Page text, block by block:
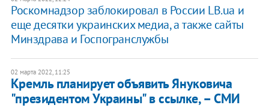
Роскомнадзор заблокировал в России LB.ua и
еще десятки украинских медиа, а также сайты
Минздрава и Госпогранслужбы
02 марта 2022, 11:25
Кремль планирует объявить Януковича
"президентом Украины" в ссылке, – СМИ